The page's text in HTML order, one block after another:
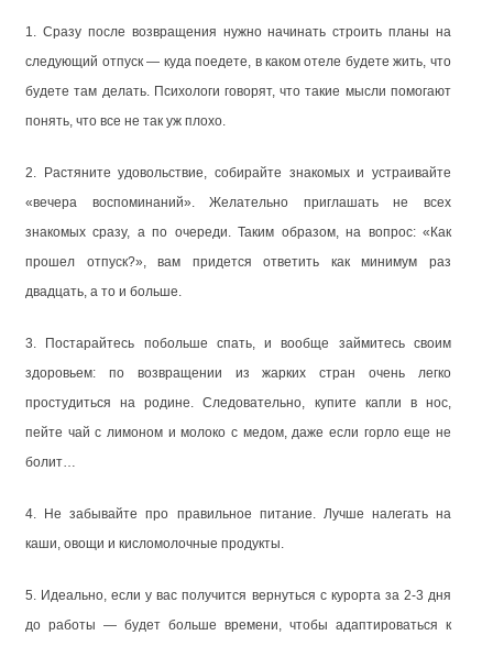
1. Сразу после возвращения нужно начинать строить планы на
следующий отпуск — куда поедете, в каком отеле будете жить, что
будете там делать. Психологи говорят, что такие мысли помогают
понять, что все не так уж плохо.
2. Растяните удовольствие, собирайте знакомых и устраивайте
«вечера воспоминаний». Желательно приглашать не всех
знакомых сразу, а по очереди. Таким образом, на вопрос: «Как
прошел отпуск?», вам придется ответить как минимум раз
двадцать, а то и больше.
3. Постарайтесь побольше спать, и вообще займитесь своим
здоровьем: по возвращении из жарких стран очень легко
простудиться на родине. Следовательно, купите капли в нос,
пейте чай с лимоном и молоко с медом, даже если горло еще не
болит…
4. Не забывайте про правильное питание. Лучше налегать на
каши, овощи и кисломолочные продукты.
5. Идеально, если у вас получится вернуться с курорта за 2-3 дня
до работы — будет больше времени, чтобы адаптироваться к